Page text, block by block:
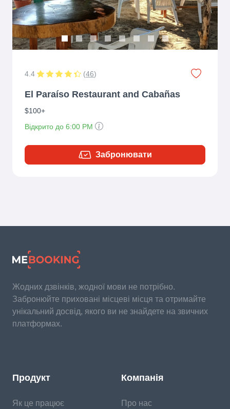
4.4 (46)
El Paraíso Restaurant and Cabañas
$100+
Відкрито до 6:00 PM
Забронювати
Жодних дзвінків, жодної мови не потрібно.
Забронюйте приховані місцеві місця та отримайте
унікальний досвід, якого ви не знайдете на звичних
платформах.
Продукт
Як це працює
Компанія
Про нас